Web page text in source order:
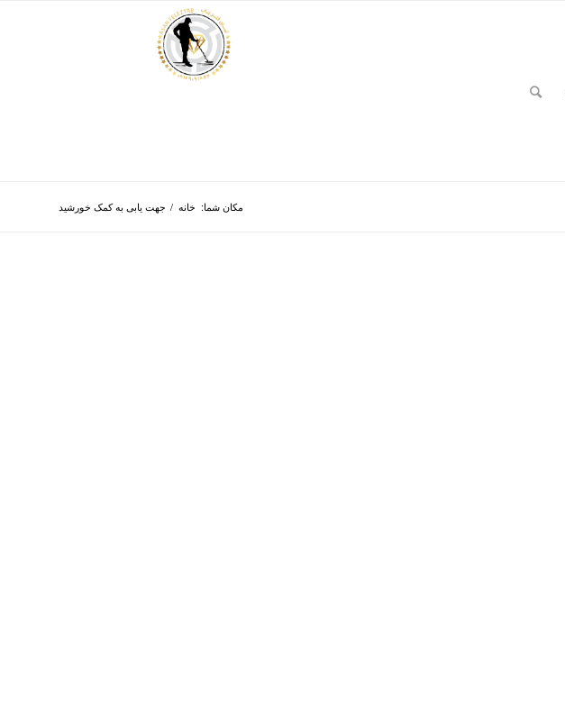
مکان شما: خانه / جهت یابی به کمک خورشید